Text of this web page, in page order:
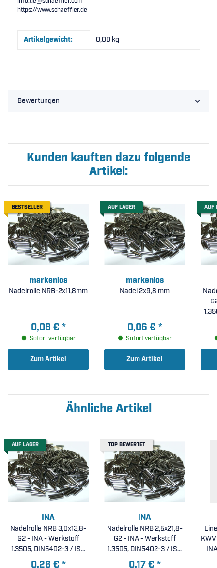
https://www.schaeffler.de
Produkteigenschaft
Wert
Artikelgewicht: 0,00 kg
Bewertungen
Kunden kauften dazu folgende
Artikel:
BESTSELLER
markenlos
Nadelrolle NRB-2x11,8mm
0,08 € *
Sofort verfügbar
Zum Artikel
AUF LAGER
markenlos
Nadel 2x9,8 mm
0,06 € *
Sofort verfügbar
Zum Artikel
AUF
Ähnliche Artikel
AUF LAGER
INA
Nadelrolle NRB 3,0x13,8-
G2 - INA - Werkstoff
1.3505, DIN5402-3 / ISO
3096, Form B,
0,26 € *
TOP BEWERTET
INA
Nadelrolle NRB 2,5x21,8-
G2 - INA - Werkstoff
1.3505, DIN5402-3 / ISO
3096, Form B,
0,17 € *